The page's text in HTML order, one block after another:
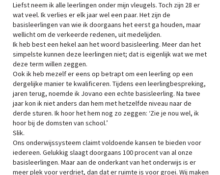
Liefst neem ik alle leerlingen onder mijn vleugels. Toch zijn 28 er
wat veel. Ik verlies er elk jaar wel een paar. Het zijn de
basisleerlingen van wie ik doorgaans het eerst ga houden, maar
wellicht om de verkeerde redenen, uit medelijden.
Ik heb best een hekel aan het woord basisleerling. Meer dan het
simpelste kunnen deze leerlingen niet; dat is eigenlijk wat we met
deze term willen zeggen.
Ook ik heb mezelf er eens op betrapt om een leerling op een
dergelijke manier te kwalificeren. Tijdens een leerlingbespreking,
jaren terug, noemde ik Jovano een echte basisleerling. Na twee
jaar kon ik niet anders dan hem met hetzelfde niveau naar de
derde sturen. Ik hoor het hem nog zo zeggen: ‘Zie je nou wel, ik
hoor bij de domsten van school.’
Slik.
Ons onderwijssysteem claimt voldoende kansen te bieden voor
iedereen. Gelukkig slaagt doorgaans 100 procent van al onze
basisleerlingen. Maar aan de onderkant van het onderwijs is er
meer plek voor verdriet, dan dat er ruimte is voor groei. Wij maken